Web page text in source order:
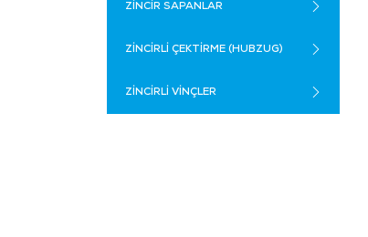
ZİNCİR SAPANLAR
ZİNCİRLİ ÇEKTİRME (HUBZUG)
ZİNCİRLİ VİNÇLER